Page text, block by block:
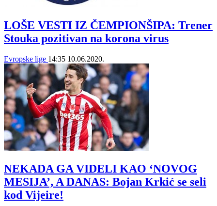
LOŠE VESTI IZ ČEMPIONŠIPA: Trener
Stouka pozitivan na korona virus
Evropske lige 14:35 10.06.2020.
NEKADA GA VIDELI KAO ‘NOVOG
MESIJA’, A DANAS: Bojan Krkić se seli
kod Vijeire!